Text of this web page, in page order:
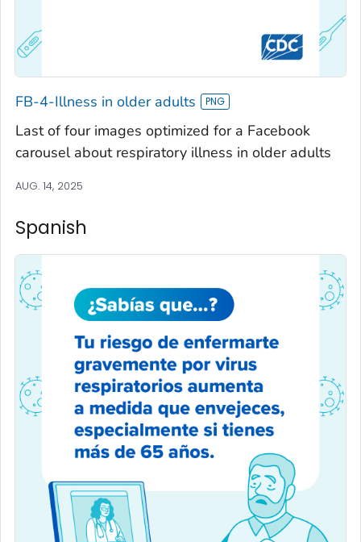
FB-4-Illness in older adults
Last of four images optimized for a Facebook
carousel about respiratory illness in older adults
AUG. 14, 2025
Spanish